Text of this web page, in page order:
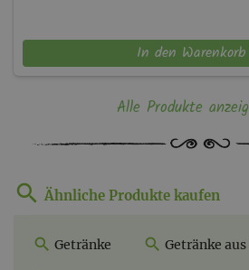
In den Warenkorb
Alle Produkte
Ähnliche Produkte kaufen
Getränke Getränke